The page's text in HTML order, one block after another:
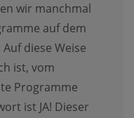
wir manchmal
auf dem
diese Weise
ist, vom
Programme
ist JA! Dieser